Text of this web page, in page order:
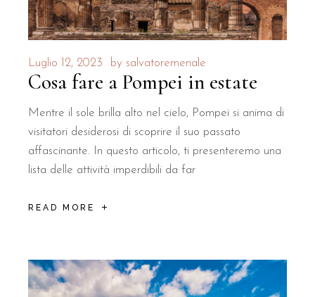
Luglio 12, 2023 by salvatoremenale
Cosa fare a Pompei in estate
Mentre il sole brilla alto nel cielo, Pompei si anima di
visitatori desiderosi di scoprire il suo passato
affascinante. In questo articolo, ti presenteremo una
lista delle attività imperdibili da far
READ MORE